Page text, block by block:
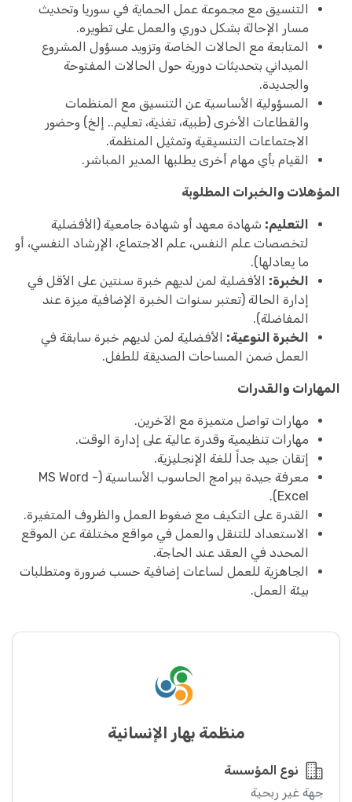
التنسيق مع مجموعة عمل الحماية في سوريا وتحديث
مسار الإحالة بشكل دوري والعمل على تطويره.
المتابعة مع الحالات الخاصة وتزويد مسؤول المشروع
الميداني بتحديثات دورية حول الحالات المفتوحة
والجديدة.
المسؤولية الأساسية عن التنسيق مع المنظمات
والقطاعات الأخرى (طبية، تغذية، تعليم.. إلخ) وحضور
الاجتماعات التنسيقية وتمثيل المنظمة.
القيام بأي مهام أخرى يطلبها المدير المباشر.
المؤهلات والخبرات المطلوبة
التعليم: شهادة معهد أو شهادة جامعية (الأفضلية
لتخصصات علم النفس، علم الاجتماع، الإرشاد النفسي، أو
ما يعادلها).
الخبرة: الأفضلية لمن لديهم خبرة سنتين على الأقل في
إدارة الحالة (تعتبر سنوات الخبرة الإضافية ميزة عند
المفاضلة).
الخبرة النوعية: الأفضلية لمن لديهم خبرة سابقة في
العمل ضمن المساحات الصديقة للطفل.
المهارات والقدرات
مهارات تواصل متميزة مع الآخرين.
مهارات تنظيمية وقدرة عالية على إدارة الوقت.
إتقان جيد جداً للغة الإنجليزية.
معرفة جيدة ببرامج الحاسوب الأساسية (MS Word -
Excel).
القدرة على التكيف مع ضغوط العمل والظروف المتغيرة.
الاستعداد للتنقل والعمل في مواقع مختلفة عن الموقع
المحدد في العقد عند الحاجة.
الجاهزية للعمل لساعات إضافية حسب ضرورة ومتطلبات
بيئة العمل.
منظمة بهار الإنسانية
نوع المؤسسة
جهة غير ربحية